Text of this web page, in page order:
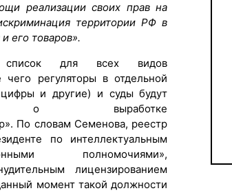
реализации своих прав на
территории РФ в
его товаров».
список для всех видов
чего регуляторы в отдельной
и другие) и суды будут
о выработке
По словам Семенова, реестр
по интеллектуальным
полномочиями»,
лицензированием
момент такой должности